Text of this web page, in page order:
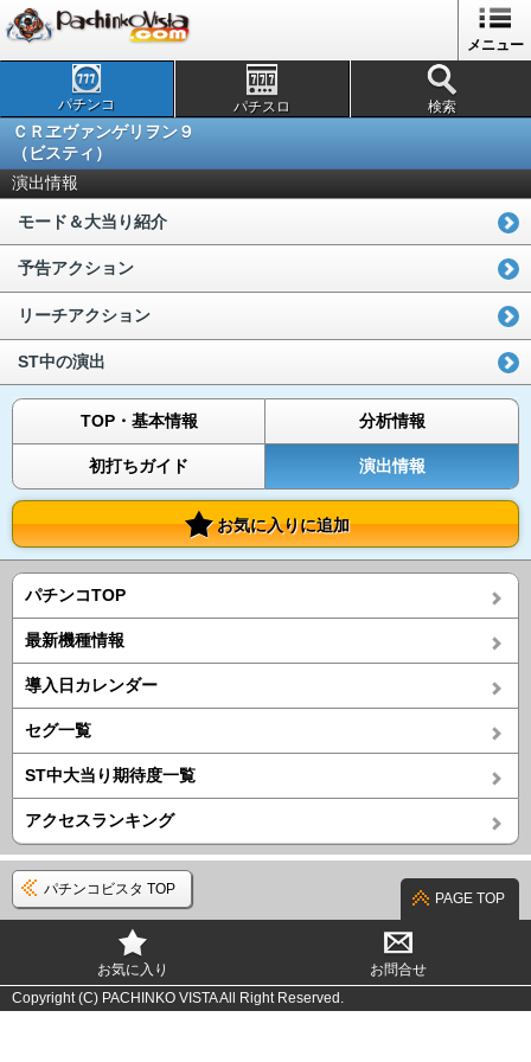
メニュー
パチンコ パチスロ 検索
ＣＲヱヴァンゲリヲン９
（ビスティ）
演出情報
モード＆大当り紹介
予告アクション
リーチアクション
ST中の演出
TOP・基本情報 分析情報
初打ちガイド 演出情報
お気に入りに追加
パチンコTOP
最新機種情報
導入日カレンダー
セグ一覧
ST中大当り期待度一覧
アクセスランキング
パチンコビスタ TOP
PAGE TOP
お気に入り
お問合せ
Copyright (C) PACHINKO VISTA All Right Reserved.